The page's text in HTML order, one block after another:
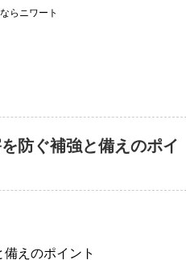
らニワート
防ぐ補強と備えのポイ
えのポイント